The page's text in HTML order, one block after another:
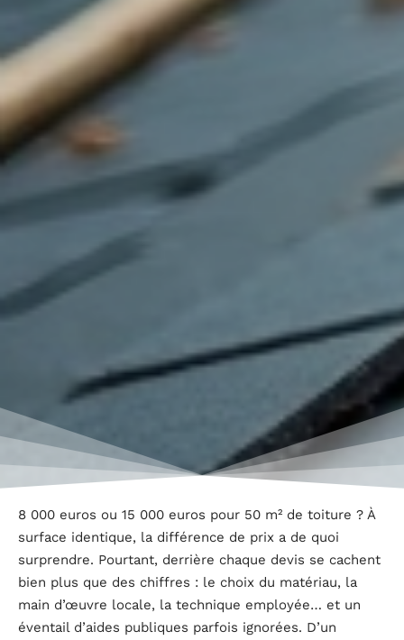
8 000 euros ou 15 000 euros pour 50 m² de toiture ? À
surface identique, la différence de prix a de quoi
surprendre. Pourtant, derrière chaque devis se cachent
bien plus que des chiffres : le choix du matériau, la
main d’œuvre locale, la technique employée… et un
éventail d’aides publiques parfois ignorées. D’un